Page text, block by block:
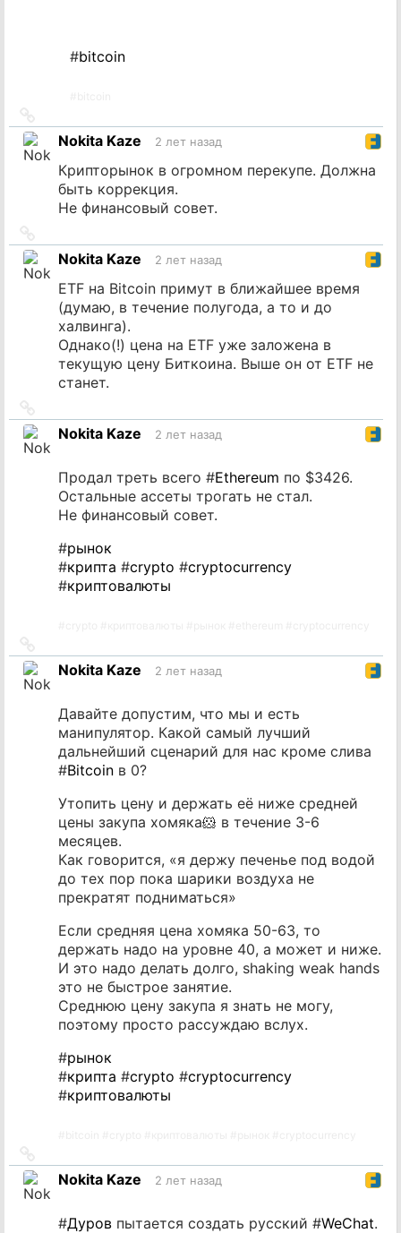
#bitcoin
на
источник
Nokita Kaze 2 лет назад
Крипторынок в огромном перекупе. Должна
быть коррекция.
Не финансовый совет.
на
источник
Nokita Kaze 2 лет назад
ETF на Bitcoin примут в ближайшее время
(думаю, в течение полугода, а то и до
халвинга).
Однако(!) цена на ETF уже заложена в
текущую цену Биткоина. Выше он от ETF не
станет.
на
источник
Nokita Kaze 2 лет назад
Продал треть всего #Ethereum по $3426.
Остальные ассеты трогать не стал.
Не финансовый совет.
#рынок
#крипта #crypto #cryptocurrency
#криптовалюты
на
источник
Nokita Kaze 2 лет назад
Давайте допустим, что мы и есть
манипулятор. Какой самый лучший
дальнейший сценарий для нас кроме слива
#Bitcoin в 0?
Утопить цену и держать её ниже средней
цены закупа хомяка🐹 в течение 3-6
месяцев.
Как говорится, «я держу печенье под водой
до тех пор пока шарики воздуха не
прекратят подниматься»
Если средняя цена хомяка 50-63, то
держать надо на уровне 40, а может и ниже.
И это надо делать долго, shaking weak hands
это не быстрое занятие.
Среднюю цену закупа я знать не могу,
поэтому просто рассуждаю вслух.
#рынок
#крипта #crypto #cryptocurrency
#криптовалюты
на
источник
Nokita Kaze 2 лет назад
#Дуров пытается создать русский #WeChat.